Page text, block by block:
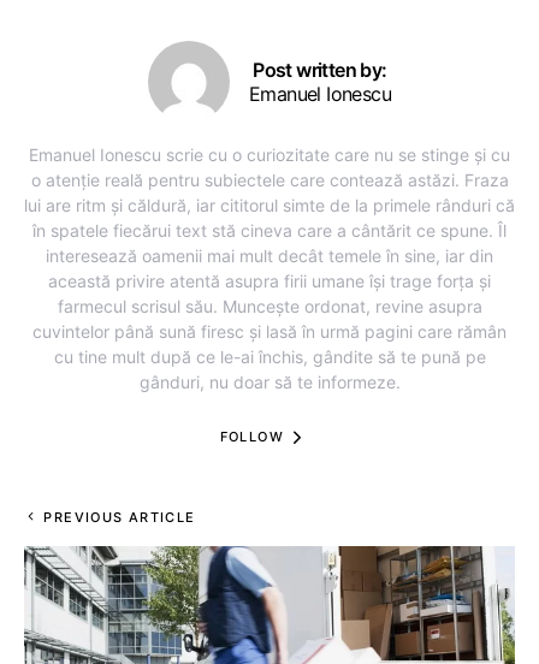
Post written by:
Emanuel Ionescu
Emanuel Ionescu scrie cu o curiozitate care nu se stinge și cu
o atenție reală pentru subiectele care contează astăzi. Fraza
lui are ritm și căldură, iar cititorul simte de la primele rânduri că
în spatele fiecărui text stă cineva care a cântărit ce spune. Îl
interesează oamenii mai mult decât temele în sine, iar din
această privire atentă asupra firii umane își trage forța și
farmecul scrisul său. Muncește ordonat, revine asupra
cuvintelor până sună firesc și lasă în urmă pagini care rămân
cu tine mult după ce le-ai închis, gândite să te pună pe
gânduri, nu doar să te informeze.
FOLLOW
PREVIOUS ARTICLE